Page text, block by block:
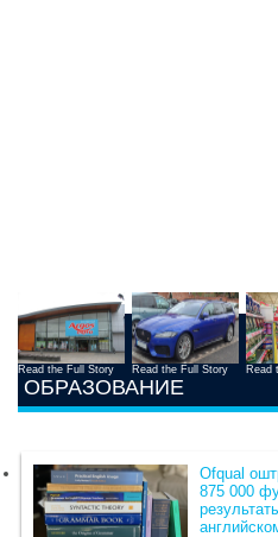
Read the Full Story Read the Full Story Read
ОБРАЗОВАНИЕ
Ofqual
875 000